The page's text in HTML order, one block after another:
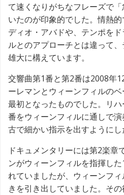
て速くなりがちなフレーズで
いたのが印象的でした。情熱
ディオ・アバドや、テンポを
ルとのアプローチとは違って
雄大に構えています。
交響曲第1番と第2番は2008年
ーレマンとウィーンフィルの
最初となったものでした。リ
番をウィーンフィルに通しで
古で細かい指示を出すようにし
ドキュメンタリーには第2楽章
ンがウィーンフィルを指揮し
れていましたが、ウィーンフ
きを引き出していました。そ